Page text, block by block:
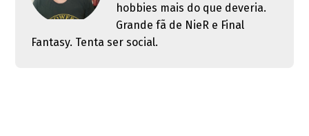
hobbies mais do que deveria.
Grande fã de NieR e Final
Fantasy. Tenta ser social.